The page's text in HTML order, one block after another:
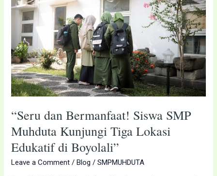
“Seru dan Bermanfaat! Siswa SMP
Muhduta Kunjungi Tiga Lokasi
Edukatif di Boyolali”
Leave a Comment /Blog /SMPMUHDUTA
Siswa
SMP
Muhduta
Kunjungi
Tiga
Lokasi
Edukatif
di